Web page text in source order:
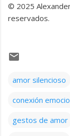
© 2025
reservados.
amor silencioso
conexión
gestos de amor